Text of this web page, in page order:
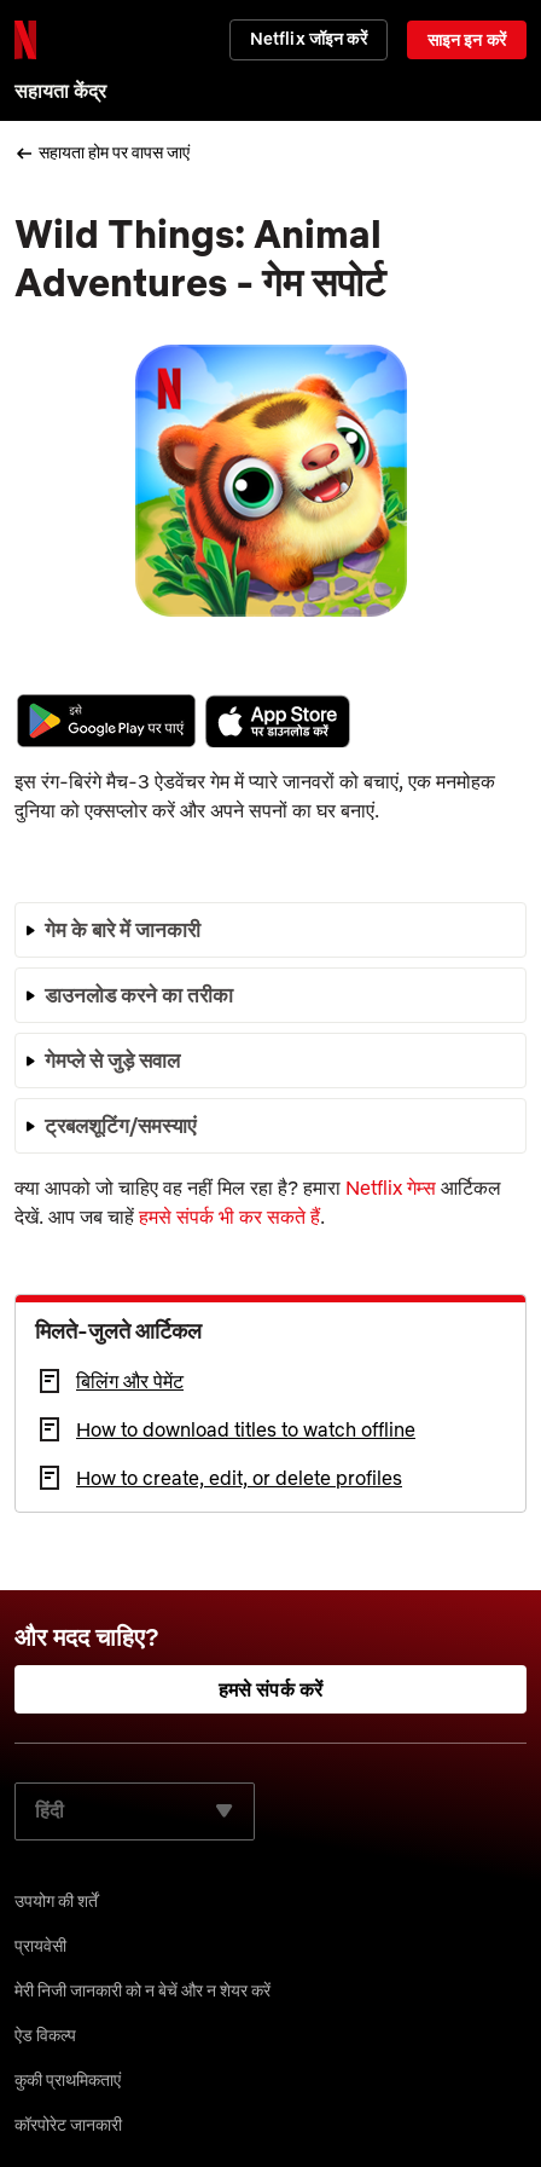
Netflix जॉइन करें साइन इन करें
सहायता केंद्र
सहायता होम पर वापस जाएं
Wild Things: Animal
Adventures - गेम सपोर्ट
इस रंग-बिरंगे मैच-3 ऐडवेंचर गेम में प्यारे जानवरों को बचाएं, एक मनमोहक
दुनिया को एक्सप्लोर करें और अपने सपनों का घर बनाएं.
गेम के बारे में जानकारी
डाउनलोड करने का तरीका
गेमप्ले से जुड़े सवाल
ट्रबलशूटिंग/समस्याएं
क्या आपको जो चाहिए वह नहीं मिल रहा है? हमारा Netflix गेम्स आर्टिकल
देखें. आप जब चाहेंहमसे संपर्क भी कर सकते हैं.
मिलते-जुलते आर्टिकल
बिलिंग और पेमेंट
How to download titles to watch offline
How to create, edit, or delete profiles
और मदद चाहिए?
हमसे संपर्क करें
अपनी पसंदीदा भाषा चुनें:
उपयोग की शर्तें
प्रायवेसी
मेरी निजी जानकारी को न बेचें और न शेयर करें
ऐड विकल्प
कुकी प्राथमिकताएं
कॉरपोरेट जानकारी